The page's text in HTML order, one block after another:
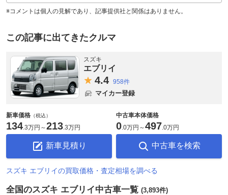
※コメントは個人の見解であり、記事提供社と関係はありません。
この記事に出てきたクルマ
スズキ
エブリイ
4.4 958件
マイカー登録
新車価格 （税込）
134.3万円 ～213.3万円
新車見積り
中古車本体価格
0.0万円 ～497.0万円
中古車を検索
スズキ エブリイの買取価格・査定相場を調べる
全国のスズキ エブリイ中古車一覧 (3,893件)